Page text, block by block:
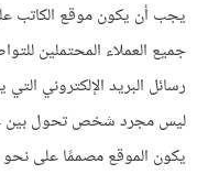
يجب أن يكون موقع الكاتب
جميع العملاء المحتملين
رسائل البريد الإلكتروني
ليس مجرد شخص تحول بين
يكون الموقع مصممًا على